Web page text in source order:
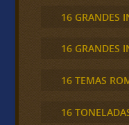
16 GRANDES
16 GRANDES
16 TEMAS
16